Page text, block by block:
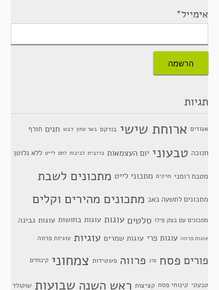
אימייל*
תגיות
אגוזים ארוחת שישי בורקס בשר טחון דבש חגים חורף
חנוכה טבעוני יום העצמאות כרובית לביבות לחם לייט ללא גלוטן
מטבח רומני מרקים מתכוני לייט מתכונים לשבת
מתכונים לתשעה באב מתכונים מהירים וקלים
מתכונים עם בצק פילו סלטים עוגות עוגות בחושות עוגות גבינה
עוגות פרווה עוגות פרי עוגות שמרים עוגיות עוגיות פרווה
פורים פסח פרג פרווה פשטידות צמחוני קינוחים
טבעוני קינוחי פסח קציצות ראש השנה שבועות שוקולד